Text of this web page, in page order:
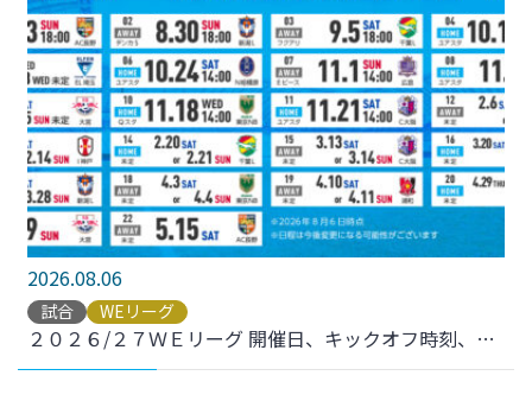
2026.08.06
試合 WEリーグ
２０２６/２７ＷＥリーグ 開催日、キックオフ時刻、開催スタジアム 決定のお知らせ